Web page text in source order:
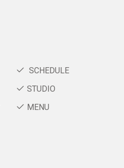
SCHEDULE
STUDIO
MENU